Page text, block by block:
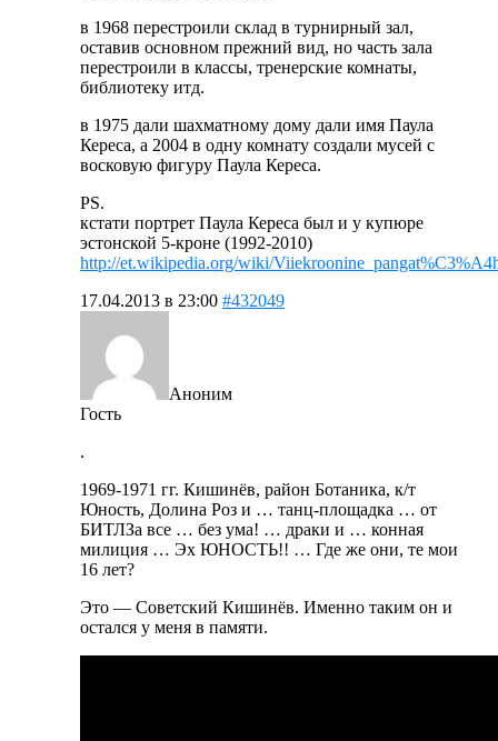
в 1968 перестроили склад в турнирный зал,
оставив основном прежний вид, но часть зала
перестроили в классы, тренерские комнаты,
библиотеку итд.
в 1975 дали шахматному дому дали имя Паула
Кереса, а 2004 в одну комнату создали мусей с
восковую фигуру Паула Кереса.
PS.
кстати портрет Паула Кереса был и у купюре
эстонской 5-кроне (1992-2010)
http://et.wikipedia.org/wiki/
17.04.2013 в 23:00 #432049
Аноним
Гость
.
1969-1971 гг. Кишинёв, район Ботаника, к/т
Юность, Долина Роз и … танц-площадка … от
БИТЛЗа все … без ума! … драки и … конная
милиция … Эх ЮНОСТЬ!! … Где же они, те мои
16 лет?
Это — Советский Кишинёв. Именно таким он и
остался у меня в памяти.